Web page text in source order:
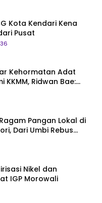
Kota Kendari Kena
Pusat
Kehormatan Adat
KKMM, Ridwan Bae:
Belum Pantas!
Pangan Lokal di
Dari Umbi Rebus
Muna
Nikel dan
IGP Morowali